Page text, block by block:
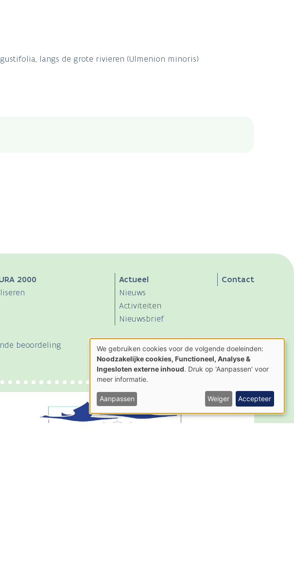
langs de grote rivieren (Ulmenion minoris)
2000
beoordeling
Actueel
Nieuws
Activiteiten
Nieuwsbrief
Contact
Gebruik
van
persoonsgegevens
en
We gebruiken cookies voor de volgende doeleinden:
Noodzakelijke cookies, Functioneel, Analyse &
Ingesloten externe inhoud. Druk op 'Aanpassen' voor
meer informatie.
Aanpassen Weiger Accepteer